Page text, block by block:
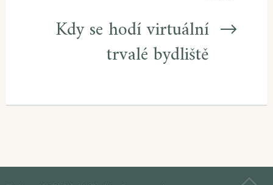
Kdy se hodí virtuální
trvalé bydliště